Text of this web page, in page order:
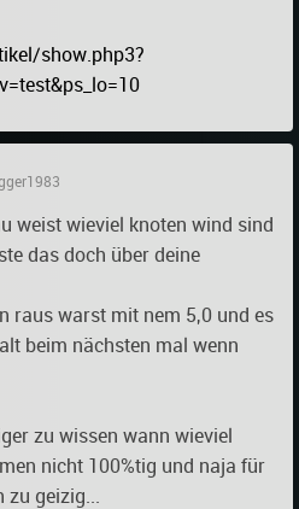
show.php3?
weist wieviel knoten wind sind
das doch über deine
raus warst mit nem 5,0 und es
beim nächsten mal wenn
zu wissen wann wieviel
nicht 100%tig und naja für
zu geizig...